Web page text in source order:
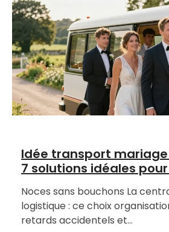
Idée transport mariage
7 solutions idéales
Noces sans bouchons La
logistique : ce choix
retards accidentels et…